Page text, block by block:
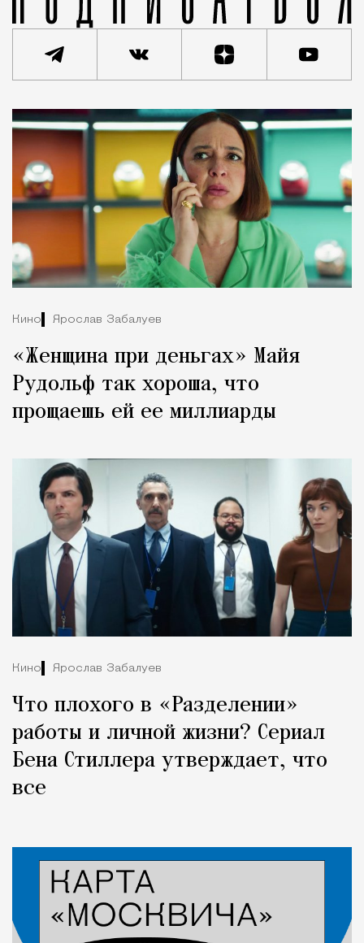
Кино Ярослав Забалуев
«Женщина при деньгах» Майя
Рудольф так хороша, что
прощаешь ей ее миллиарды
Кино Ярослав Забалуев
Что плохого в «Разделении»
работы и личной жизни? Сериал
Бена Стиллера утверждает, что
все